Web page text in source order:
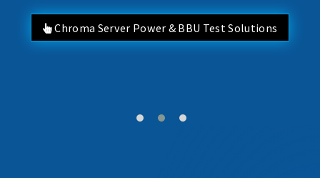
Chroma Server Power & BBU Test Solutions